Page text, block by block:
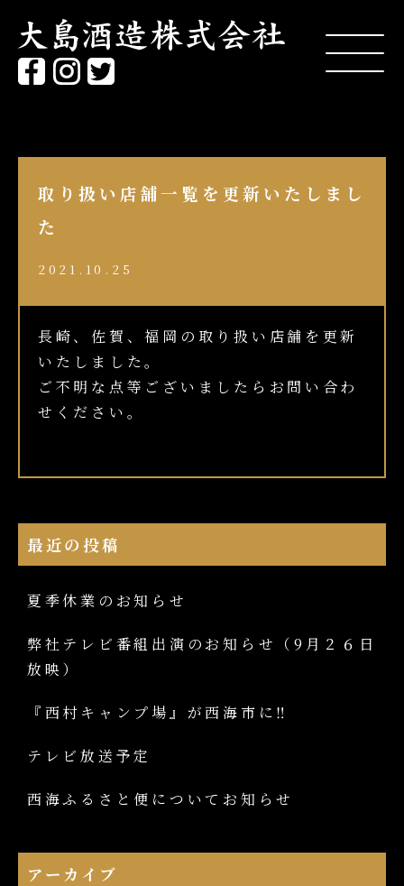
取り扱い店舗一覧を更新いたしまし
た
2021.10.25
長崎、佐賀、福岡の取り扱い店舗を更新
いたしました。
ご不明な点等ございましたらお問い合わ
せください。
最近の投稿
夏季休業のお知らせ
弊社テレビ番組出演のお知らせ（9月２６日
放映）
『西村キャンプ場』が西海市に‼
テレビ放送予定
西海ふるさと便についてお知らせ
アーカイブ